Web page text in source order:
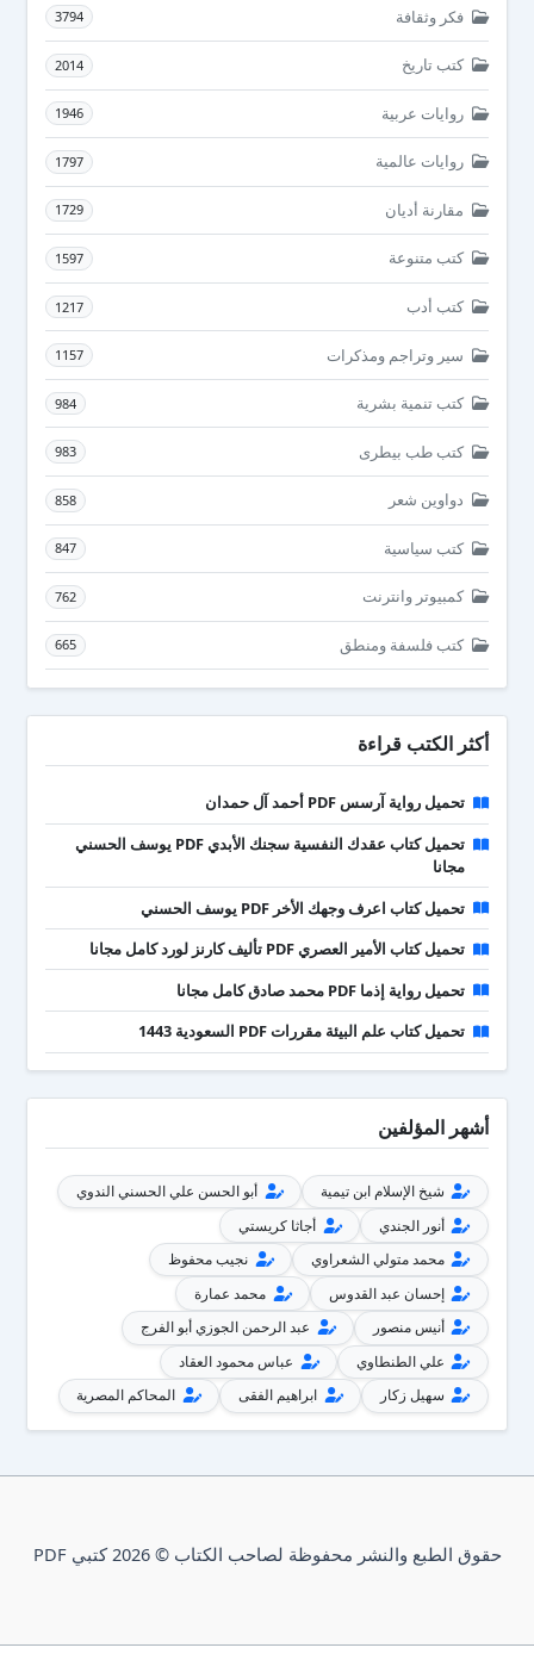
فكر وثقافة 3794
كتب تاريخ 2014
روايات عربية 1946
روايات عالمية 1797
مقارنة أديان 1729
كتب متنوعة 1597
كتب أدب 1217
سير وتراجم ومذكرات 1157
كتب تنمية بشرية 984
كتب طب بيطرى 983
دواوين شعر 858
كتب سياسية 847
كمبيوتر وانترنت 762
كتب فلسفة ومنطق 665
أكثر الكتب قراءة
تحميل رواية آرسس PDF أحمد آل حمدان
تحميل كتاب عقدك النفسية سجنك الأبدي PDF يوسف الحسني
مجانا
تحميل كتاب اعرف وجهك الأخر PDF يوسف الحسني
تحميل كتاب الأمير العصري PDF تأليف كارنز لورد كامل مجانا
تحميل رواية إذما PDF محمد صادق كامل مجانا
تحميل كتاب علم البيئة مقررات PDF السعودية 1443
أشهر المؤلفين
شيخ الإسلام ابن تيمية
أبو الحسن علي الحسني الندوي
أنور الجندي
أجاثا كريستي
محمد متولي الشعراوي
نجيب محفوظ
إحسان عبد القدوس
محمد عمارة
أنيس منصور
عبد الرحمن الجوزي أبو الفرج
علي الطنطاوي
عباس محمود العقاد
سهيل زكار
ابراهيم الفقى المحاكم المصرية
حقوق الطبع والنشر محفوظة لصاحب الكتاب © 2026 كتبي PDF